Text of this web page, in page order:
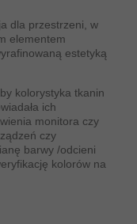
dla przestrzeni, w
elementem
estetyką
kolorystyka tkanin
ich
monitora czy
czy
barwy /odcieni
kolorów na